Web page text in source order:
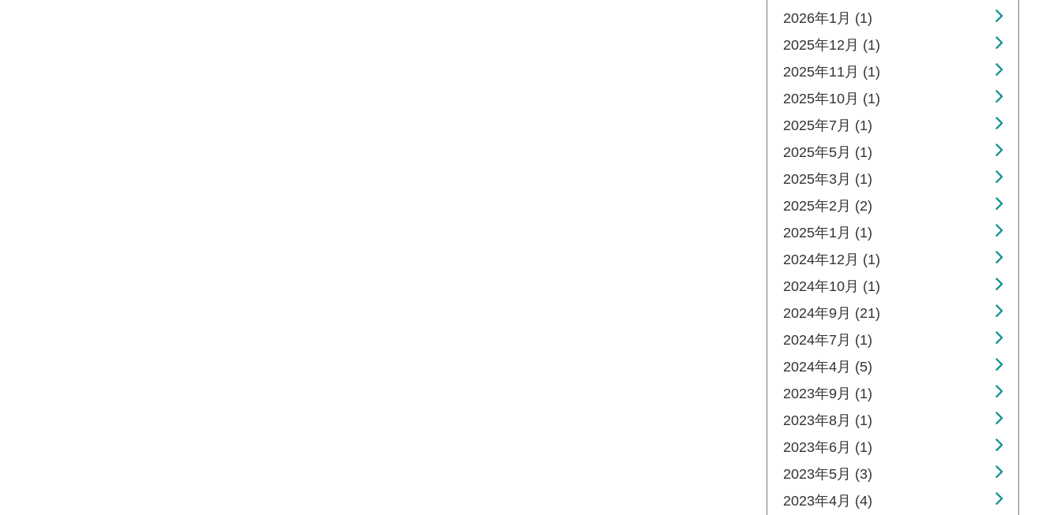
2026年1月 (1)
2025年12月 (1)
2025年11月 (1)
2025年10月 (1)
2025年7月 (1)
2025年5月 (1)
2025年3月 (1)
2025年2月 (2)
2025年1月 (1)
2024年12月 (1)
2024年10月 (1)
2024年9月 (21)
2024年7月 (1)
2024年4月 (5)
2023年9月 (1)
2023年8月 (1)
2023年6月 (1)
2023年5月 (3)
2023年4月 (4)